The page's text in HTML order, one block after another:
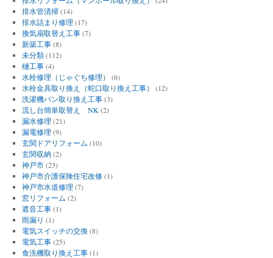
排水管清掃(14)
排水詰まり修理 (17)
換気扇取替え工事(7)
新築工事(8)
未分類(112)
樋工事(4)
水栓修理（じゃぐち修理）
(6)
水栓金具取り換え（蛇口取り換え工事）
(12)
洗濯機パン取り換え工事(3)
流し台簡単取替え NK (2)
漏水修理 (21)
漏電修理 (9)
玄関ドアリフォーム (10)
玄関収納(2)
神戸市(23)
神戸市介護保険住宅改修(1)
神戸市水道修理 (7)
窓リフォーム (2)
遮音工事(1)
雨漏り (1)
電気スイッチの交換(8)
電気工事(25)
食洗機取り換え工事(1)